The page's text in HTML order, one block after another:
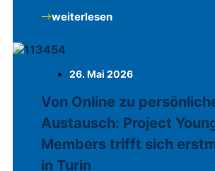
weiterlesen
26. Mai 2026
Von Online zu
Austausch: Project
Members trifft sich
in Turin